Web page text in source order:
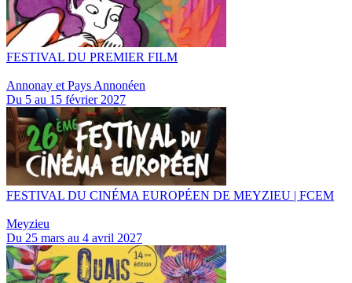
FESTIVAL DU PREMIER FILM
Annonay et Pays Annonéen
Du 5 au 15 février 2027
FESTIVAL DU CINÉMA EUROPÉEN DE MEYZIEU | FCEM
Meyzieu
Du 25 mars au 4 avril 2027